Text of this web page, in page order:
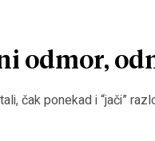
odmor,
čak ponekad i “jači”